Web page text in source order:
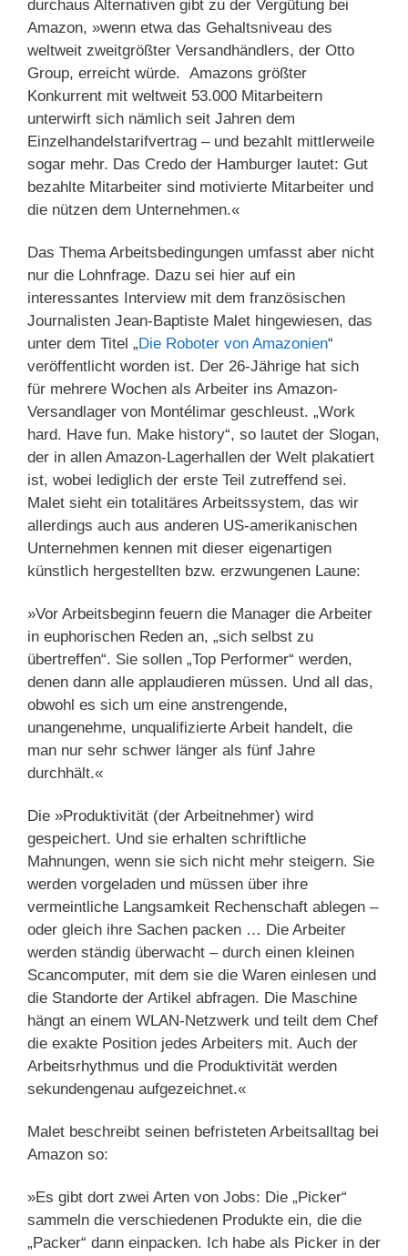
durchaus Alternativen gibt zu der Vergütung bei
Amazon, »wenn etwa das Gehaltsniveau des
weltweit zweitgrößter Versandhändlers, der Otto
Group, erreicht würde. Amazons größter
Konkurrent mit weltweit 53.000 Mitarbeitern
unterwirft sich nämlich seit Jahren dem
Einzelhandelstarifvertrag – und bezahlt mittlerweile
sogar mehr. Das Credo der Hamburger lautet: Gut
bezahlte Mitarbeiter sind motivierte Mitarbeiter und
die nützen dem Unternehmen.«
Das Thema Arbeitsbedingungen umfasst aber nicht
nur die Lohnfrage. Dazu sei hier auf ein
interessantes Interview mit dem französischen
Journalisten Jean-Baptiste Malet hingewiesen, das
unter dem Titel „Die Roboter von Amazonien“
veröffentlicht worden ist. Der 26-Jährige hat sich
für mehrere Wochen als Arbeiter ins Amazon-
Versandlager von Montélimar geschleust. „Work
hard. Have fun. Make history“, so lautet der Slogan,
der in allen Amazon-Lagerhallen der Welt plakatiert
ist, wobei lediglich der erste Teil zutreffend sei.
Malet sieht ein totalitäres Arbeitssystem, das wir
allerdings auch aus anderen US-amerikanischen
Unternehmen kennen mit dieser eigenartigen
künstlich hergestellten bzw. erzwungenen Laune:
»Vor Arbeitsbeginn feuern die Manager die Arbeiter
in euphorischen Reden an, „sich selbst zu
übertreffen“. Sie sollen „Top Performer“ werden,
denen dann alle applaudieren müssen. Und all das,
obwohl es sich um eine anstrengende,
unangenehme, unqualifizierte Arbeit handelt, die
man nur sehr schwer länger als fünf Jahre
durchhält.«
Die »Produktivität (der Arbeitnehmer) wird
gespeichert. Und sie erhalten schriftliche
Mahnungen, wenn sie sich nicht mehr steigern. Sie
werden vorgeladen und müssen über ihre
vermeintliche Langsamkeit Rechenschaft ablegen –
oder gleich ihre Sachen packen … Die Arbeiter
werden ständig überwacht – durch einen kleinen
Scancomputer, mit dem sie die Waren einlesen und
die Standorte der Artikel abfragen. Die Maschine
hängt an einem WLAN-Netzwerk und teilt dem Chef
die exakte Position jedes Arbeiters mit. Auch der
Arbeitsrhythmus und die Produktivität werden
sekundengenau aufgezeichnet.«
Malet beschreibt seinen befristeten Arbeitsalltag bei
Amazon so:
»Es gibt dort zwei Arten von Jobs: Die „Picker“
sammeln die verschiedenen Produkte ein, die die
„Packer“ dann einpacken. Ich habe als Picker in der